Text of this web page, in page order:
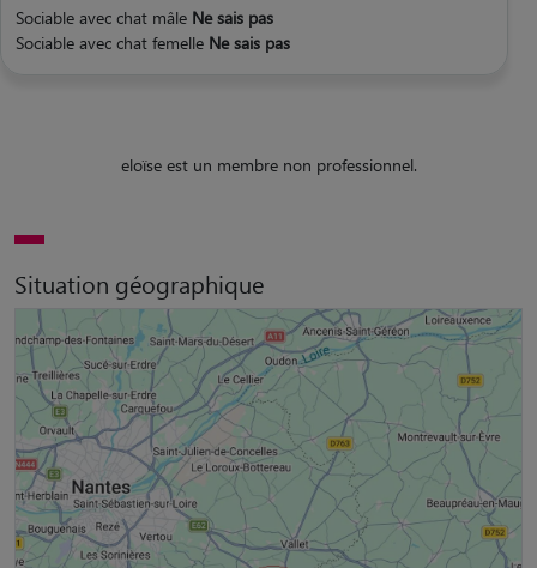
Sociable avec chat mâle Ne sais pas
Sociable avec chat femelle Ne sais pas
eloïse est un membre non professionnel.
Situation géographique